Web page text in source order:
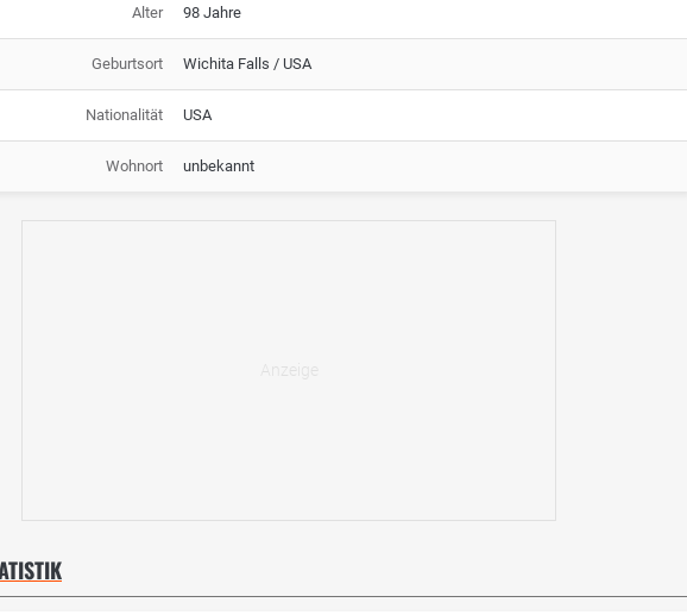
Alter 98 Jahre
Geburtsort Wichita Falls / USA
Nationalität USA
Wohnort unbekannt